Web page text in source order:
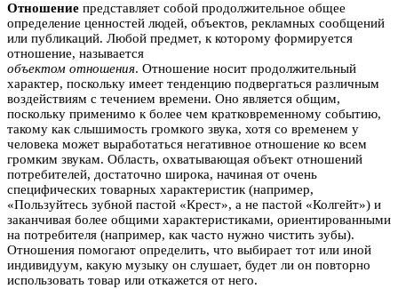
Отношение представляет собой продолжительное общее
определение ценностей людей, объектов, рекламных сообщений
или публикаций. Любой предмет, к которому формируется
отношение, называется
объектом отношения. Отношение носит продолжительный
характер, поскольку имеет тенденцию подвергаться различным
воздействиям с течением времени. Оно является общим,
поскольку применимо к более чем кратковременному событию,
такому как слышимость громкого звука, хотя со временем у
человека может выработаться негативное отношение ко всем
громким звукам. Область, охватывающая объект отношений
потребителей, достаточно широка, начиная от очень
специфических товарных характеристик (например,
«Пользуйтесь зубной пастой «Крест», а не пастой «Колгейт») и
заканчивая более общими характеристиками, ориентированными
на потребителя (например, как часто нужно чистить зубы).
Отношения помогают определить, что выбирает тот или иной
индивидуум, какую музыку он слушает, будет ли он повторно
использовать товар или откажется от него.